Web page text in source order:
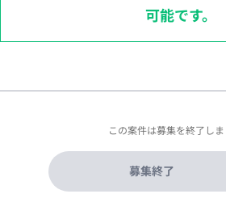
可能です。
この案件は募集を終了しま
募集終了